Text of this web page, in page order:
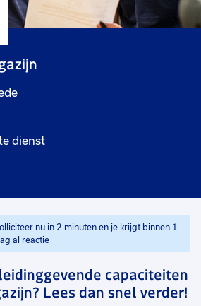
Maand
dienst
nu in 2 minuten en je krijgt binnen 1
al reactie
capaciteiten
Lees dan snel verder!